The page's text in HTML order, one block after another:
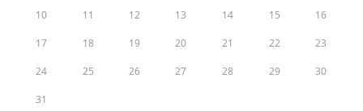
10 11 12 13 14 15 16
17 18 19 20 21 22 23
24 25 26 27 28 29 30
31